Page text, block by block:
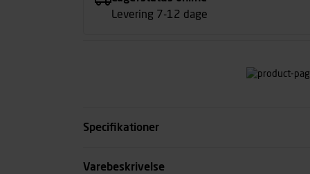
Levering 7-12 dage
Specifikationer
Størrelse
Varebeskrivelse